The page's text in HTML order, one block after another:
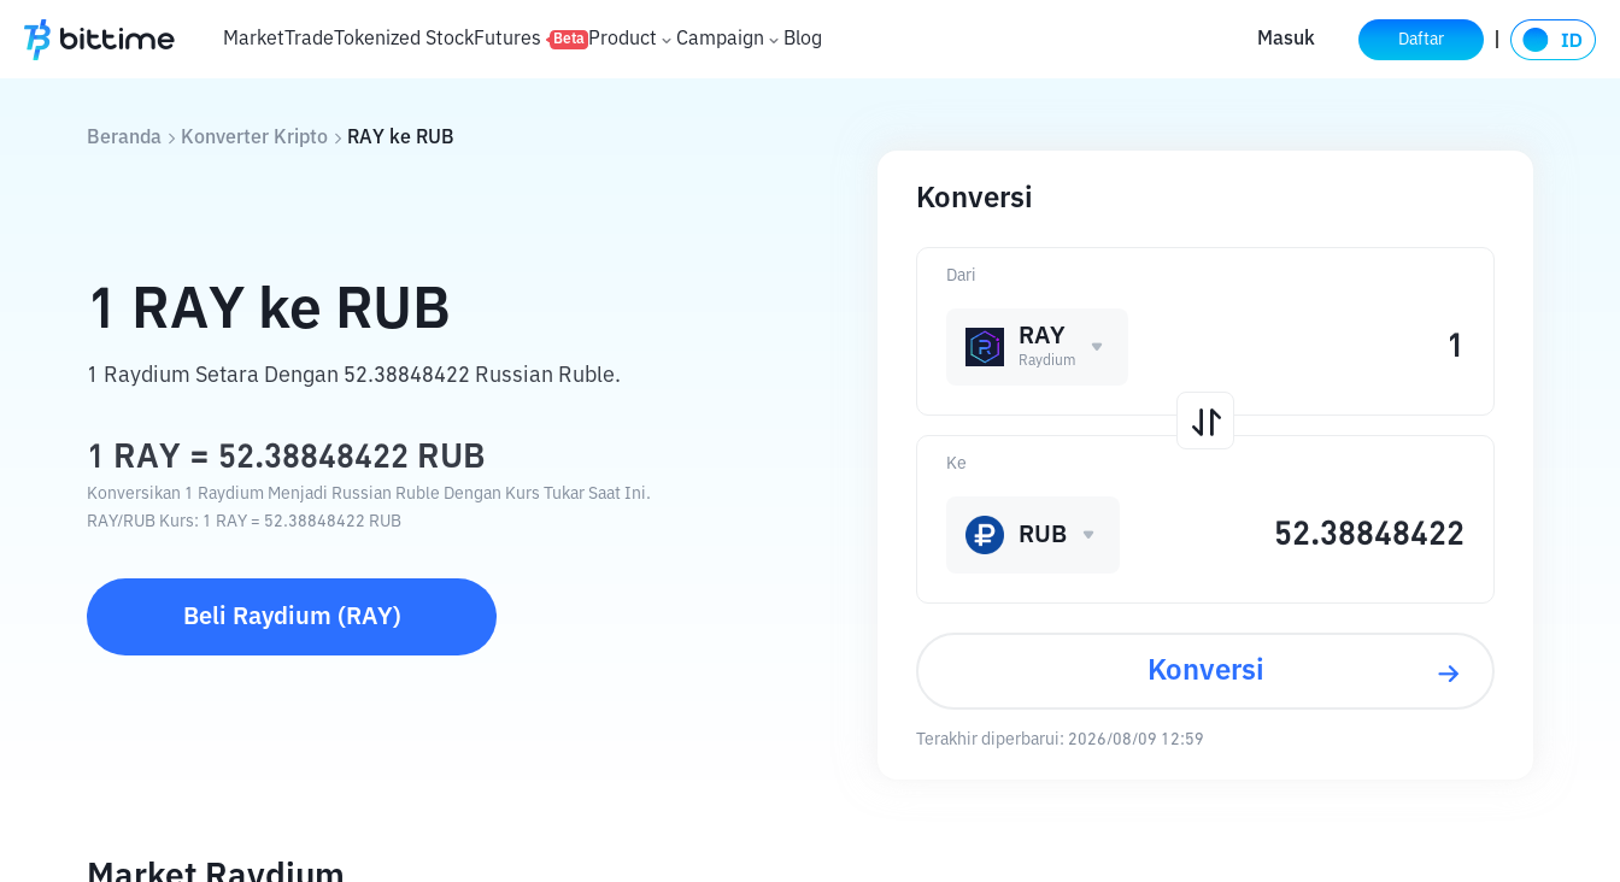
MarketTradeTokenized StockFutures Beta Product Campaign Blog Masuk Daftar
Beranda Konverter Kripto RAY ke RUB
1 RAY ke RUB
1 Raydium Setara Dengan 52.38848422 Russian Ruble.
1 RAY = 52.38848422 RUB
Konversikan 1 Raydium Menjadi Russian Ruble Dengan Kurs Tukar Saat Ini.
RAY/RUB Kurs: 1 RAY = 52.38848422 RUB
Beli Raydium ( RAY)
Konversi
Dari
RAY
Raydium
Ke
RUB
Konversi
Terakhir diperbarui: 2026/08/09 12:59